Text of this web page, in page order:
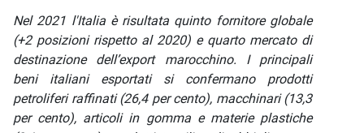
Nel 2021 l'Italia è risultata quinto fornitore globale
(+2 posizioni rispetto al 2020) e quarto mercato di
destinazione dell’export marocchino. I principali
beni italiani esportati si confermano prodotti
petroliferi raffinati (26,4 per cento), macchinari (13,3
per cento), articoli in gomma e materie plastiche